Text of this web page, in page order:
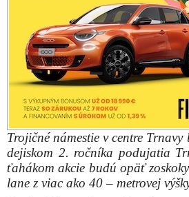
Trojičné námestie v centre
dejiskom 2. ročníka podujatia
ťahákom akcie budú opäť
lane z viac ako 40 – metrovej